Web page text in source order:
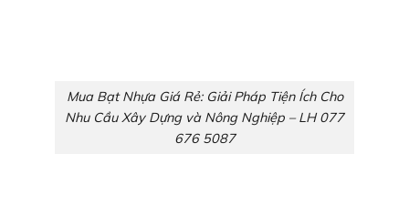
Mua Bạt Nhựa Giá Rẻ: Giải Pháp Tiện Ích Cho
Nhu Cầu Xây Dựng và Nông Nghiệp – LH 077
676 5087